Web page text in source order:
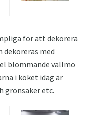
för att dekorera
dekoreras med
blommande vallmo
i köket idag är
grönsaker etc.